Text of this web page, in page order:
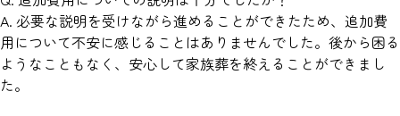
A. 必要な説明を受けながら進めることができたため、追加費
用について不安に感じることはありませんでした。後から困る
ようなこともなく、安心して家族葬を終えることができまし
た。